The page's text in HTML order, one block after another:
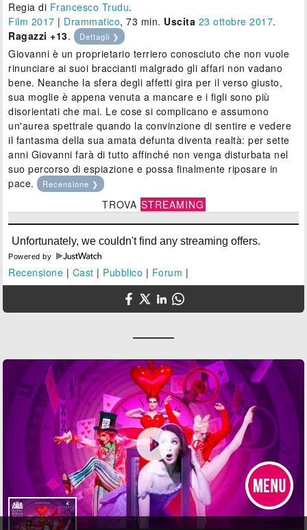
Regia di Francesco Trudu.
Film 2017 | Drammatico, 73 min. Uscita 23 ottobre 2017.
Ragazzi +13. Dettagli ❯
Giovanni è un proprietario terriero conosciuto che non vuole
rinunciare ai suoi braccianti malgrado gli affari non vadano
bene. Neanche la sfera degli affetti gira per il verso giusto,
sua moglie è appena venuta a mancare e i figli sono più
disorientati che mai. Le cose si complicano e assumono
un'aurea spettrale quando la convinzione di sentire e vedere
il fantasma della sua amata defunta diventa realtà: per sette
anni Giovanni farà di tutto affinché non venga disturbata nel
suo percorso di espiazione e possa finalmente riposare in
pace. Recensione ❯
TROVA STREAMING
Powered by
Recensione | Cast | Pubblico | Forum |
